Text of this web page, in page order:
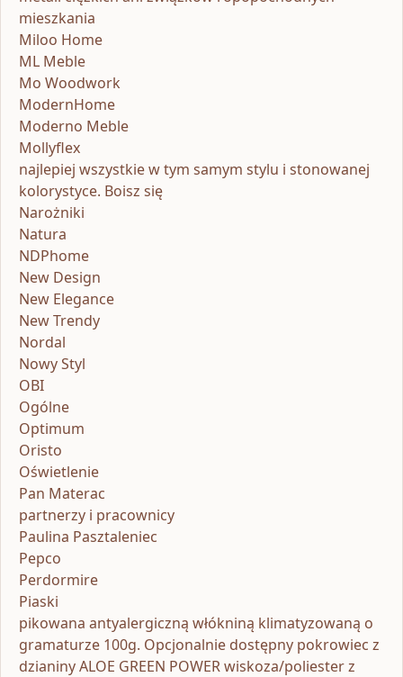
mieszkania
Miloo Home
ML Meble
Mo Woodwork
ModernHome
Moderno Meble
Mollyflex
najlepiej wszystkie w tym samym stylu i stonowanej
kolorystyce. Boisz się
Narożniki
Natura
NDPhome
New Design
New Elegance
New Trendy
Nordal
Nowy Styl
OBI
Ogólne
Optimum
Oristo
Oświetlenie
Pan Materac
partnerzy i pracownicy
Paulina Pasztaleniec
Pepco
Perdormire
Piaski
pikowana antyalergiczną włókniną klimatyzowaną o
gramaturze 100g. Opcjonalnie dostępny pokrowiec z
dzianiny ALOE GREEN POWER wiskoza/poliester z